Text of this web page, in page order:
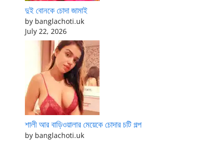
দুই বোনকে চোদা জামাই
by banglachoti.uk
July 22, 2026
শালী আর বাড়িওয়ালার মেয়েকে চোদার চটি গল্প
by banglachoti.uk